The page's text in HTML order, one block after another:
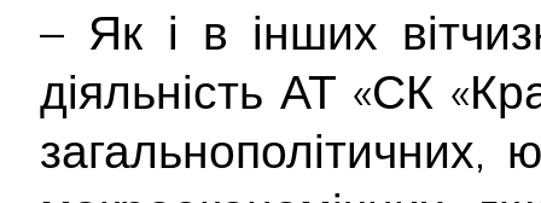
– Як і в інших
діяльність АТ «СК
загальнополітичних,